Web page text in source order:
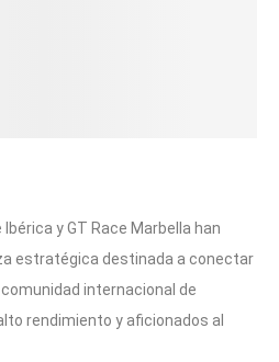
y GT Race Marbella han
estratégica destinada a conectar
internacional de
rendimiento y aficionados al